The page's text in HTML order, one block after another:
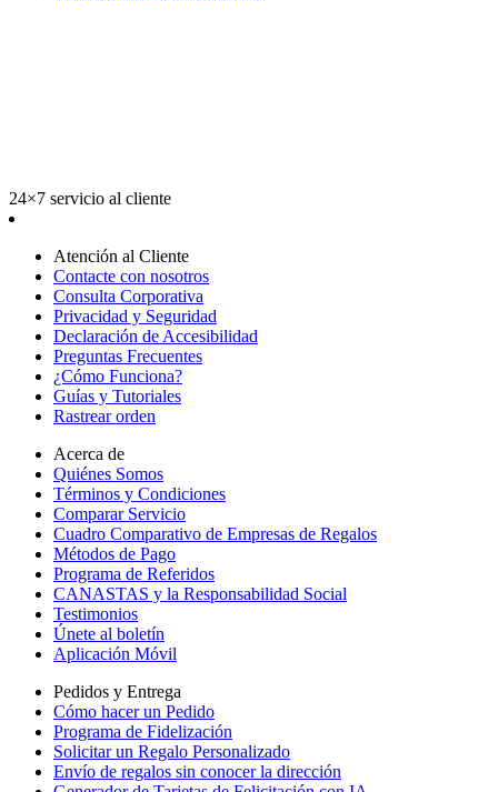
24×7 servicio al cliente
Atención al Cliente
Contacte con nosotros
Consulta Corporativa
Privacidad y Seguridad
Declaración de Accesibilidad
Preguntas Frecuentes
¿Cómo Funciona?
Guías y Tutoriales
Rastrear orden
Acerca de
Quiénes Somos
Términos y Condiciones
Comparar Servicio
Cuadro Comparativo de Empresas de Regalos
Métodos de Pago
Programa de Referidos
CANASTAS y la Responsabilidad Social
Testimonios
Únete al boletín
Aplicación Móvil
Pedidos y Entrega
Cómo hacer un Pedido
Programa de Fidelización
Solicitar un Regalo Personalizado
Envío de regalos sin conocer la dirección